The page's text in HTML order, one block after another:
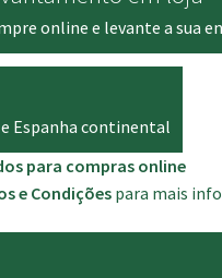
online e levante a sua
Espanha continental
para compras online
e Condições para mais